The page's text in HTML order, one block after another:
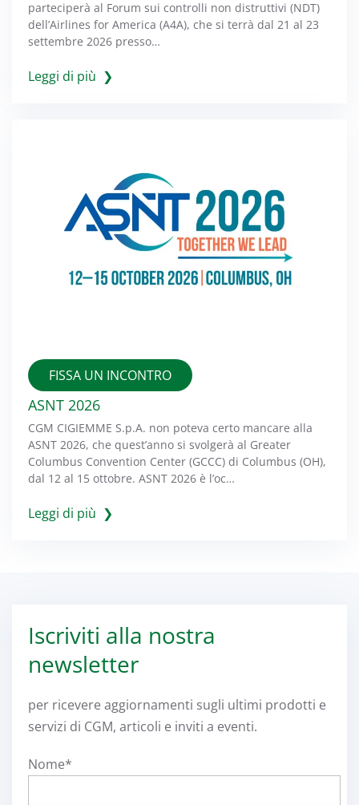
parteciperà al Forum sui controlli non distruttivi (NDT)
dell’Airlines for America (A4A), che si terrà dal 21 al 23
settembre 2026 presso…
Leggi di più ❯
FISSA UN INCONTRO
ASNT 2026
CGM CIGIEMME S.p.A. non poteva certo mancare alla
ASNT 2026, che quest’anno si svolgerà al Greater
Columbus Convention Center (GCCC) di Columbus (OH),
dal 12 al 15 ottobre. ASNT 2026 è l’oc…
Leggi di più ❯
Iscriviti alla nostra
newsletter
per ricevere aggiornamenti sugli ultimi prodotti e
servizi di CGM, articoli e inviti a eventi.
Nome*